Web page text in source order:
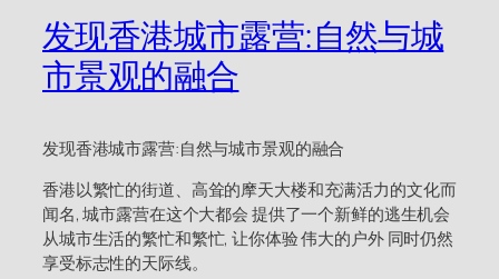
发现香港城市露营:自然与城
市景观的融合
发现香港城市露营:自然与城市景观的融合
香港以繁忙的街道、高耸的摩天大楼和充满活力的文化而
闻名, 城市露营在这个大都会 提供了一个新鲜的逃生机会
从城市生活的繁忙和繁忙, 让你体验 伟大的户外 同时仍然
享受标志性的天际线。